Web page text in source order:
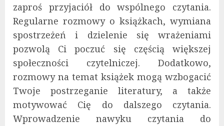
zaproś przyjaciół do wspólnego czytania.
Regularne rozmowy o książkach, wymiana
spostrzeżeń i dzielenie się wrażeniami
pozwolą Ci poczuć się częścią większej
społeczności czytelniczej. Dodatkowo,
rozmowy na temat książek mogą wzbogacić
Twoje postrzeganie literatury, a także
motywować Cię do dalszego czytania.
Wprowadzenie nawyku czytania do